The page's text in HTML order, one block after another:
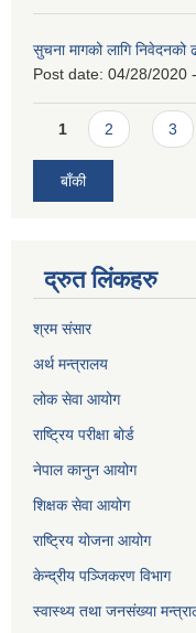
सुचना मागको लागि निवेदनको
Post date: 04/28/2020
Pages
1 2 3
बाँकी
द्रुत लिंकहरु
श्रम संसार
अर्थ मन्त्रालय
लोक सेवा आयोग
राष्ट्रिय परीक्षा बोर्ड
नेपाल कानुन आयोग
शिक्षक सेवा आयोग
राष्ट्रिय योजना आयोग
केन्द्रीय पञ्जिकरण विभाग
स्वास्थ्य तथा जनसंख्या